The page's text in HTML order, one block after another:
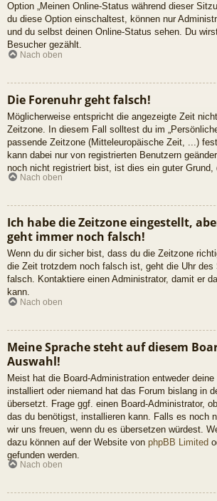
Option „Meinen Online-Status während dieser
du diese Option einschaltest, können nur
und du selbst deinen Online-Status sehen. Du
Besucher gezählt.
Nach oben
Die Forenuhr geht falsch!
Möglicherweise entspricht die angezeigte Zeit
Zeitzone. In diesem Fall solltest du im
passende Zeitzone (Mitteleuropäische Zeit, ...)
kann dabei nur von registrierten Benutzern
noch nicht registriert bist, ist dies ein guter Grund,
Nach oben
Ich habe die Zeitzone eingestellt,
geht immer noch falsch!
Wenn du dir sicher bist, dass du die Zeitzone
die Zeit trotzdem noch falsch ist, geht die Uhr des
falsch. Kontaktiere einen Administrator, damit er
kann.
Nach oben
Meine Sprache steht auf diesem
Auswahl!
Meist hat die Board-Administration entweder
installiert oder niemand hat das Forum bislang in
übersetzt. Frage ggf. einen Board-Administrator,
das du benötigst, installieren kann. Falls es noch
wir uns freuen, wenn du es übersetzen würdest.
dazu können auf der Website von phpBB Limited
gefunden werden.
Nach oben